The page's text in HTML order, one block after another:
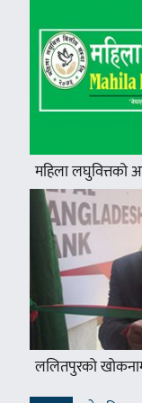
महिला
ललितपुरको